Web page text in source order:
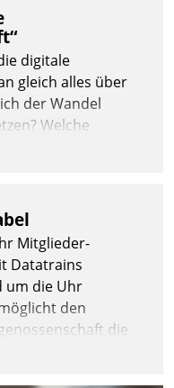
digitale
gleich alles über
der Wandel
Welche
Mitglieder-
Datatrains
um die Uhr
den
die
Tablet oder PC.